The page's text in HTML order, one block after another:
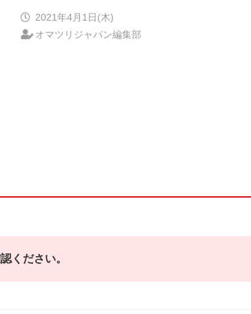
2021年4月1日(木)
オマツリジャパン編集部
ください。